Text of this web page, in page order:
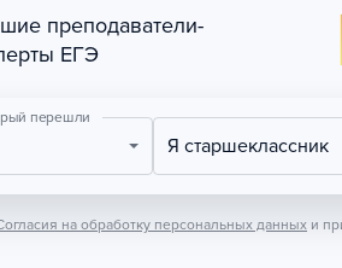
преподаватели-
ЕГЭ
перешли
Я старшеклассник
на обработку персональных данных и